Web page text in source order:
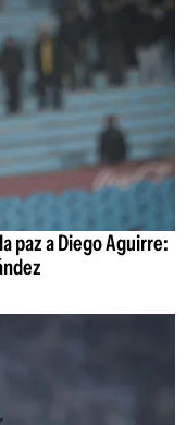
paz a Diego Aguirre: